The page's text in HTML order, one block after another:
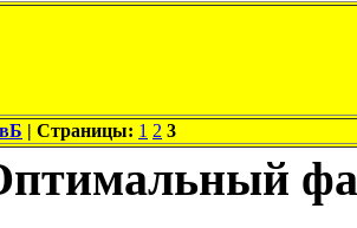
| Страницы: 1 2 3